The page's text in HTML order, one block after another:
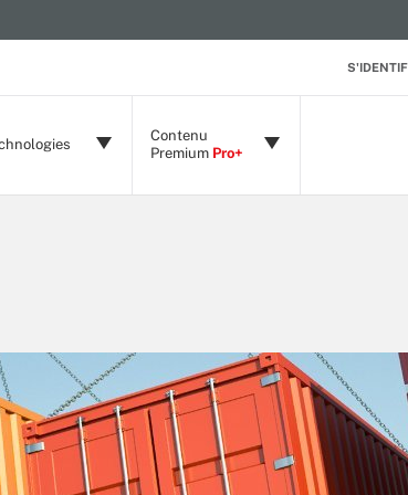
Contenu
Premium Pro+